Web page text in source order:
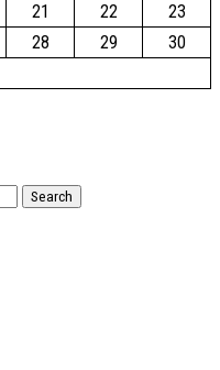
21 22
23
28 29
30
Search